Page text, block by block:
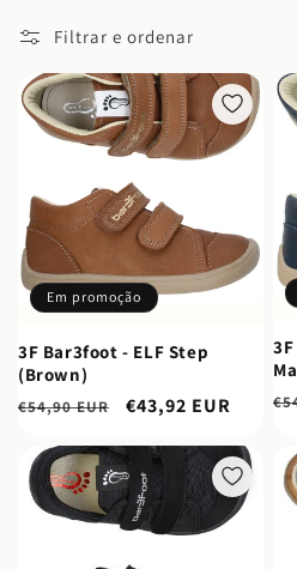
:
Filtrar e ordenar
Em promoção
3F Bar3foot - ELF Step
(Brown)
Preço
€54,90 EUR
Preço
saldo
€43,92 EUR